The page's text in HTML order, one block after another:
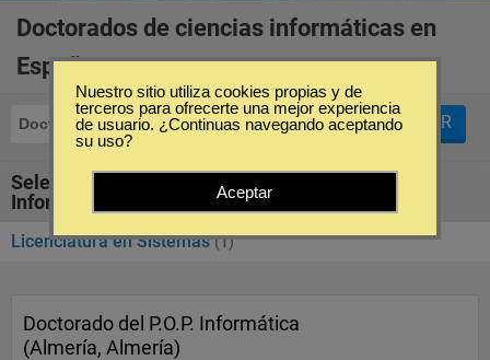
Doctorados de ciencias informáticas en
España
Doctorados Ciencias Informáticas FILTRAR
Seleccione la SubCategoría de "Ciencias
Informáticas"
Licenciatura en Sistemas(1)
Doctorado del P.O.P. Informática
(Almería, Almería)
Nuestro sitio utiliza cookies propias y de
terceros para ofrecerte una mejor experiencia
de usuario. ¿Continuas navegando aceptando
su uso?
Aceptar